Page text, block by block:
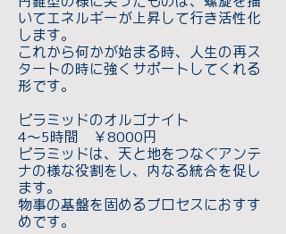
いてエネルギーが上昇して行き活性化
します。
これから何かが始まる時、人生の再ス
タートの時に強くサポートしてくれる
形です。
ピラミッドのオルゴナイト
4～5時間 ￥8000円
ピラミッドは、天と地をつなぐアンテ
ナの様な役割をし、内なる統合を促し
ます。
物事の基盤を固めるプロセスにおすす
めです。